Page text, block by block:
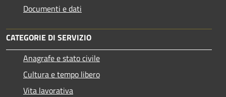
Documenti e dati
CATEGORIE DI SERVIZIO
Anagrafe e stato civile
Cultura e tempo libero
Vita lavorativa